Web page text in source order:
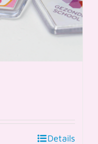
Details